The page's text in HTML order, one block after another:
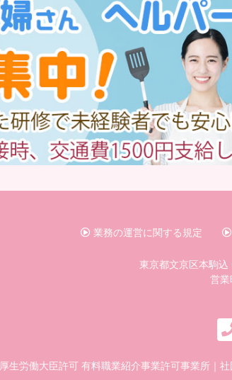
業務の運営に関する規定
東京都文京区本駒
営
厚生労働大臣許可 有料職業紹介事業許可事業所 ｜ 社